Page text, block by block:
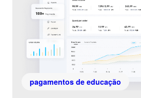
pagamentos de educação